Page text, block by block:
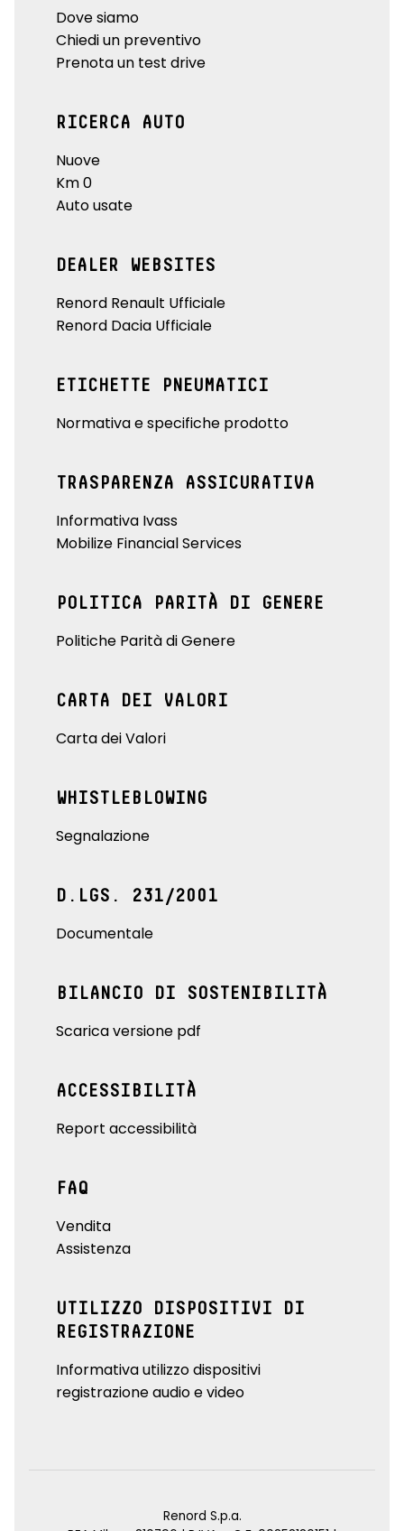
Dove siamo
Chiedi un preventivo
Prenota un test drive
RICERCA AUTO
Nuove
Km 0
Auto usate
DEALER WEBSITES
Renord Renault Ufficiale
Renord Dacia Ufficiale
ETICHETTE PNEUMATICI
Normativa e specifiche prodotto
TRASPARENZA ASSICURATIVA
Informativa Ivass
Mobilize Financial Services
POLITICA PARITÀ DI GENERE
Politiche Parità di Genere
CARTA DEI VALORI
Carta dei Valori
WHISTLEBLOWING
Segnalazione
D.LGS. 231/2001
Documentale
BILANCIO DI SOSTENIBILITÀ
Scarica versione pdf
ACCESSIBILITÀ
Report accessibilità
FAQ
Vendita
Assistenza
UTILIZZO DISPOSITIVI DI
REGISTRAZIONE
Informativa utilizzo dispositivi
registrazione audio e video
Renord S.p.a.